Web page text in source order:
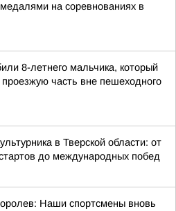
на соревнованиях в
8-летнего мальчика, который
проезжую часть вне пешеходного
в Тверской области: от
до международных побед
Наши спортсмены вновь